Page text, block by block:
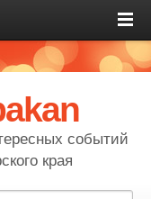
событий
края